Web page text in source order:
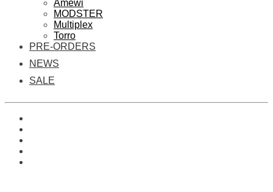
Amewi
MODSTER
Multiplex
Torro
PRE-ORDERS
NEWS
SALE